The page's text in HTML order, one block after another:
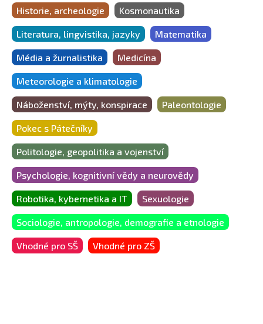
Historie, archeologie Kosmonautika
Literatura, lingvistika, jazyky Matematika
Média a žurnalistika Medicína
Meteorologie a klimatologie
Náboženství, mýty, konspirace Paleontologie
Pokec s Pátečníky
Politologie, geopolitika a vojenství
Psychologie, kognitivní vědy a neurovědy
Robotika, kybernetika a IT Sexuologie
Sociologie, antropologie, demografie a etnologie
Vhodné pro SŠ Vhodné pro ZŠ